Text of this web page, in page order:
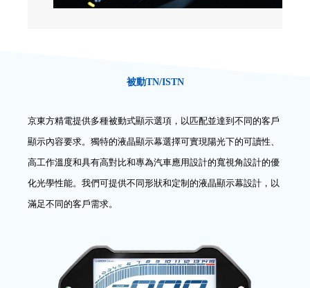
被動TN/ISTN
京東方精電提供多種被動式顯示選項，以匹配並達到不同的客戶
顯示內容要求。獨特的液晶顯示幕選擇可實現陽光下的可讀性、
高工作溫度和具有高對比和專為汽車應用設計的寬視角設計的優
化光學性能。我們可提供不同形狀和定制的液晶顯示幕設計，以
滿足不同的客戶需求。